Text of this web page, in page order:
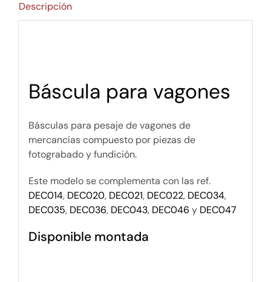
Descripción
Báscula para vagones
Básculas para pesaje de vagones de
mercancías compuesto por piezas de
fotograbado y fundición.
Este modelo se complementa con las ref.
DEC014, DEC020, DEC021, DEC022, DEC034,
DEC035, DEC036, DEC043, DEC046 y DEC047
Disponible montada